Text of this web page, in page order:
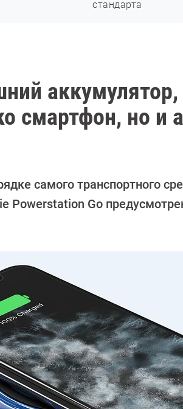
стандарта
смартфон, но и
самого транспортного
Powerstation Go